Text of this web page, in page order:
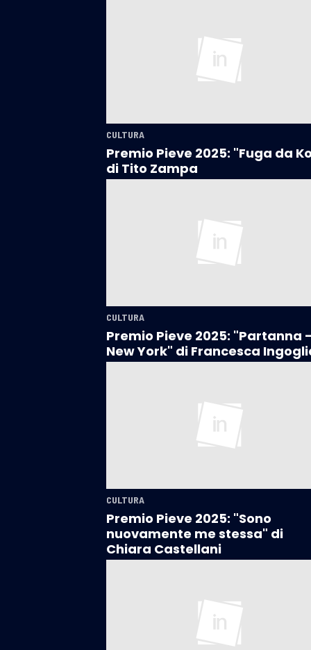
CULTURA
Premio Pieve 2025: "Fuga da
di Tito Zampa
CULTURA
Premio Pieve 2025: "Partanna
New York" di Francesca
CULTURA
Premio Pieve 2025: "Sono
nuovamente me stessa" di
Chiara Castellani